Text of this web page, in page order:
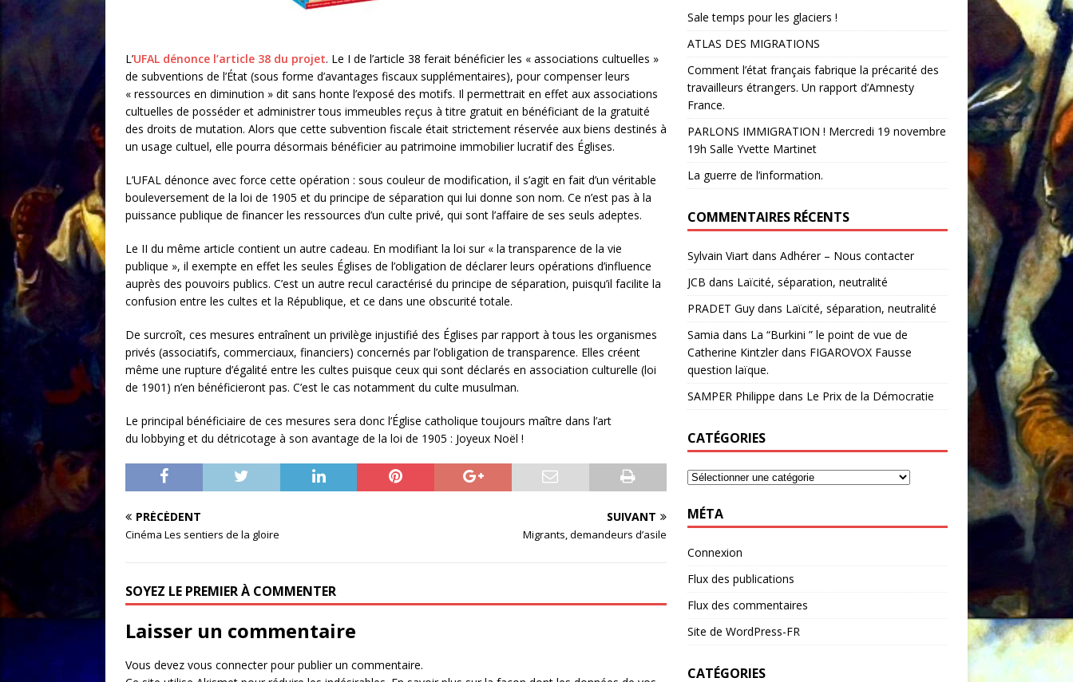
L’UFAL dénonce l’article 38 du projet. Le I de l’article 38 ferait bénéficier les « associations cultuelles »
de subventions de l’État (sous forme d’avantages fiscaux supplémentaires), pour compenser leurs
« ressources en diminution » dit sans honte l’exposé des motifs. Il permettrait en effet aux associations
cultuelles de posséder et administrer tous immeubles reçus à titre gratuit en bénéficiant de la gratuité
des droits de mutation. Alors que cette subvention fiscale était strictement réservée aux biens destinés à
un usage cultuel, elle pourra désormais bénéficier au patrimoine immobilier lucratif des Églises.
L’UFAL dénonce avec force cette opération : sous couleur de modification, il s’agit en fait d’un véritable
bouleversement de la loi de 1905 et du principe de séparation qui lui donne son nom. Ce n’est pas à la
puissance publique de financer les ressources d’un culte privé, qui sont l’affaire de ses seuls adeptes.
Le II du même article contient un autre cadeau. En modifiant la loi sur « la transparence de la vie
publique », il exempte en effet les seules Églises de l’obligation de déclarer leurs opérations d’influence
auprès des pouvoirs publics. C’est un autre recul caractérisé du principe de séparation, puisqu’il facilite la
confusion entre les cultes et la République, et ce dans une obscurité totale.
De surcroît, ces mesures entraînent un privilège injustifié des Églises par rapport à tous les organismes
privés (associatifs, commerciaux, financiers) concernés par l’obligation de transparence. Elles créent
même une rupture d’égalité entre les cultes puisque ceux qui sont déclarés en association culturelle (loi
de 1901) n’en bénéficieront pas. C’est le cas notamment du culte musulman.
Le principal bénéficiaire de ces mesures sera donc l’Église catholique toujours maître dans l’art
du lobbying et du détricotage à son avantage de la loi de 1905 : Joyeux Noël !
PRÉCÉDENT
Cinéma Les sentiers de la gloire
SUIVANT
Migrants, demandeurs d’asile
SOYEZ LE PREMIER À COMMENTER
Laisser un commentaire
Vous devez vous connecterpour publier un commentaire.
Sale temps pour les glaciers !
ATLAS DES MIGRATIONS
Comment l’état français fabrique la précarité des
travailleurs étrangers. Un rapport d’Amnesty
France.
PARLONS IMMIGRATION ! Mercredi 19 novembre
19h Salle Yvette Martinet
La guerre de l’information.
COMMENTAIRES RÉCENTS
Sylvain Viartdans Adhérer – Nous contacter
JCB dans Laïcité, séparation, neutralité
PRADET Guydans Laïcité, séparation, neutralité
Samia dans La “Burkini ” le point de vue de
Catherine Kintzler dans FIGAROVOX Fausse
question laïque.
SAMPER Philippe dans Le Prix de la Démocratie
CATÉGORIES
MÉTA
Connexion
Flux des publications
Flux des commentaires
Site de WordPress-FR
CATÉGORIES